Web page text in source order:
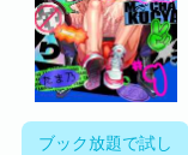
ブック放題で試し